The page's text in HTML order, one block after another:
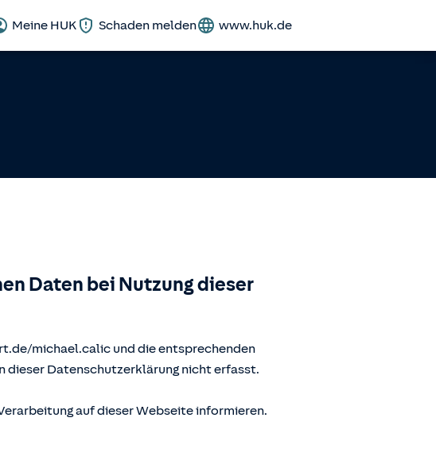
Meine HUK Schaden melden www.huk.de
Daten bei Nutzung dieser
michael.calic und die entsprechenden
dieser Datenschutzerklärung nicht erfasst.
auf dieser Webseite informieren.